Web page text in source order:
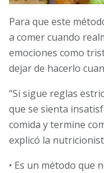
Para que este
a comer cuando
emociones como
dejar de hacerlo
“Si sigue reglas
que se sienta
comida y termine
explicó la
• Es un método que